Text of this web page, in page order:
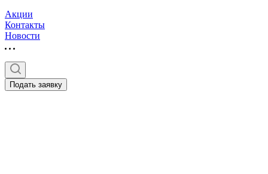
Акции
Контакты
Новости
Подать заявку